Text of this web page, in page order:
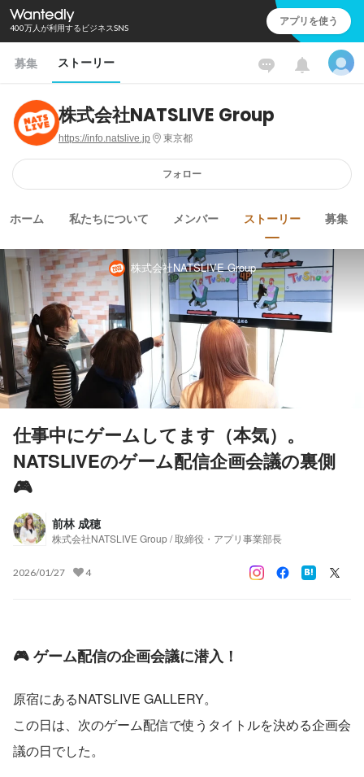
400万人が利用するビジネスSNS アプリを使う
募集 ストーリー
株式会社NATSLIVE Group
https://info.natslive.jp 東京都
フォロー
ホーム 私たちについて メンバー ストーリー 募集
株式会社NATSLIVE Group
仕事中にゲームしてます（本気）。
NATSLIVEのゲーム配信企画会議の裏側
🎮
前林 成穂
株式会社NATSLIVE Group / 取締役・アプリ事業部長
2026/01/27 4
🎮 ゲーム配信の企画会議に潜入！
原宿にあるNATSLIVE GALLERY。
この日は、次のゲーム配信で使うタイトルを決める企画会
議の日でした。